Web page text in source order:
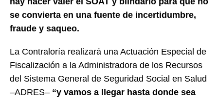
se convierta en una fuente de incertidumbre,
fraude y saqueo.
La Contraloría realizará una Actuación Especial de
Fiscalización a la Administradora de los Recursos
del Sistema General de Seguridad Social en Salud
–ADRES– “y vamos a llegar hasta donde sea